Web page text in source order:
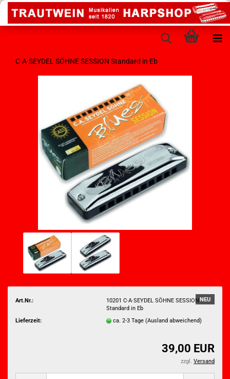
C·A·SEYDEL SÖHNE SESSION Standard in Eb
NEU
Art.Nr.:
10201 C·A·SEYDEL SÖHNE SESSION
Standard in Eb
Lieferzeit:
ca. 2-3 Tage (Ausland abweichend)
39,00 EUR
zzgl. Versand